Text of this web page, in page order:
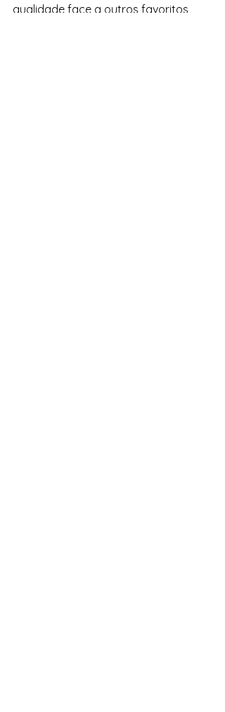
qualidade face a outros favoritos,